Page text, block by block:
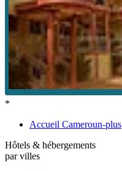
*
Accueil Cameroun-plus
Hôtels & hébergements
par villes